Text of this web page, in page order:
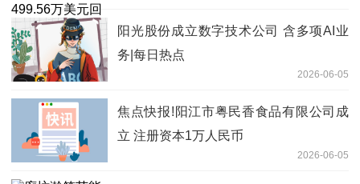
阳光股份成立数字技术公司 含多项AI业
务|每日热点
2026-06-05
焦点快报!阳江市粤民香食品有限公司成
立 注册资本1万人民币
2026-06-05